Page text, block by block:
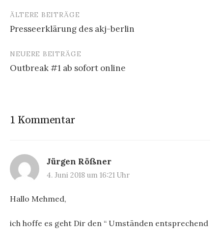
Beitragsnavigation
ÄLTERE BEITRÄGE
Presseerklärung des akj-berlin
NEUERE BEITRÄGE
Outbreak #1 ab sofort online
1 Kommentar
Jürgen Rößner
4. Juni 2018 um 16:21 Uhr
Hallo Mehmed,
ich hoffe es geht Dir den “ Umständen entsprechend